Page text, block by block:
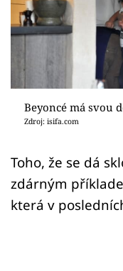
Virály
Sledujte
Přihlášení
Sledujte nás
Beyoncé má svou
Zdroj: isifa.com
Toho, že se dá
zdárným
která v